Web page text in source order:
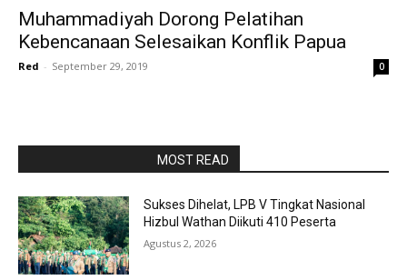
Muhammadiyah Dorong Pelatihan
Kebencanaan Selesaikan Konflik Papua
Red - September 29, 2019 0
MOST READ
Sukses Dihelat, LPB V Tingkat Nasional
Hizbul Wathan Diikuti 410 Peserta
Agustus 2, 2026